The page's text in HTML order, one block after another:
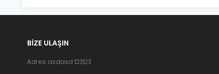
BIZE ULAŞIN
Adres: asdasd 123123